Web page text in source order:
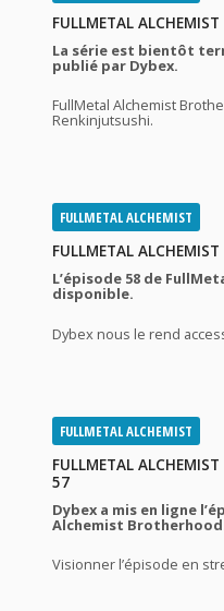
FULLMETAL
La série est bientôt
publié par Dybex.
FullMetal Alchemist
Renkinjutsushi.
FULLMETAL ALCHEMIST
FULLMETAL
L’épisode 58 de
disponible.
Dybex nous le rend
FULLMETAL ALCHEMIST
FULLMETAL
57
Dybex a mis en ligne
Alchemist
Visionner l’épisode en